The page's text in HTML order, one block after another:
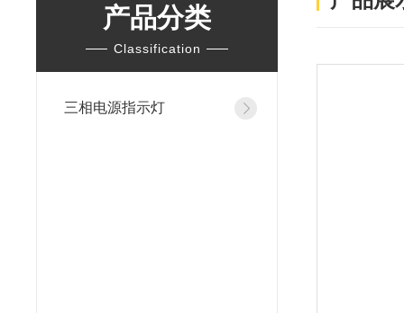
产品分类
Classification
三相电源指示灯